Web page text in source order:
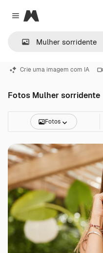
Close menu
Magnific
Crie uma imagem com IA
Fotos Mulher sorridente
Fotos